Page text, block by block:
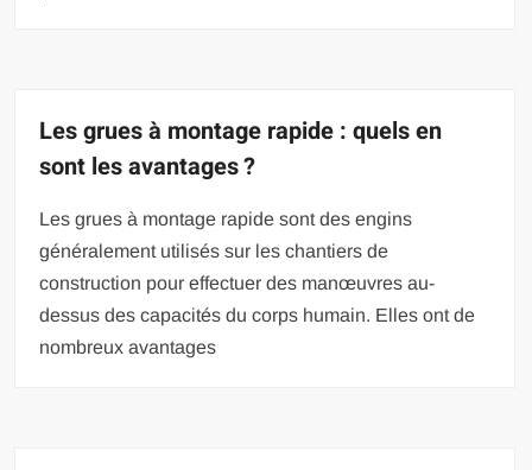
Les grues à montage rapide : quels en
sont les avantages ?
Les grues à montage rapide sont des engins
généralement utilisés sur les chantiers de
construction pour effectuer des manœuvres au-
dessus des capacités du corps humain. Elles ont de
nombreux avantages